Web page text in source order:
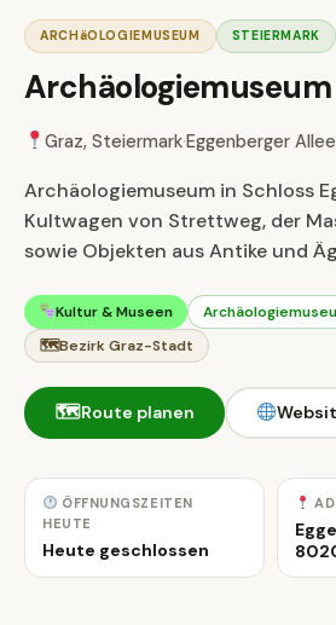
ARCHäOLOGIEMUSEUM STEIERMARK
Archäologiemuseum
Graz, Steiermark·Eggenberger
Archäologiemuseum in Schloss
Kultwagen von Strettweg, der
sowie Objekten aus Antike und
Kultur & Museen
🗺Bezirk Graz-Stadt
🗺Route planen
ÖFFNUNGSZEITEN
HEUTE
Heute geschlossen